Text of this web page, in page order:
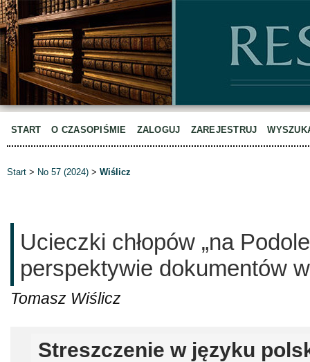
START O CZASOPIŚMIE ZALOGUJ ZAREJESTRUJ
Start > No 57 (2024) > Wiślicz
Ucieczki chłopów „na
perspektywie dokumentów
Tomasz Wiślicz
Streszczenie w języku